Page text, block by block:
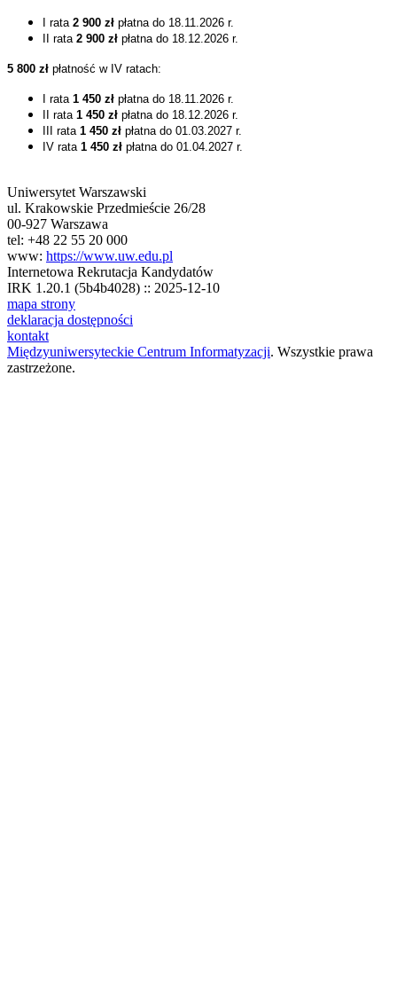
I rata 2 900 zł płatna do 18.11.2026 r.
II rata 2 900 zł płatna do 18.12.2026 r.
5 800 zł płatność w IV ratach:
I rata 1 450 zł płatna do 18.11.2026 r.
II rata 1 450 zł płatna do 18.12.2026 r.
III rata 1 450 zł płatna do 01.03.2027 r.
IV rata 1 450 zł płatna do 01.04.2027 r.
Uniwersytet Warszawski
ul. Krakowskie Przedmieście 26/28
00-927 Warszawa
tel: +48 22 55 20 000
www: https://www.uw.edu.pl
Internetowa Rekrutacja Kandydatów
IRK 1.20.1 (5b4b4028) :: 2025-12-10
mapa strony
deklaracja dostępności
kontakt
Międzyuniwersyteckie Centrum Informatyzacji. Wszystkie prawa
zastrzeżone.